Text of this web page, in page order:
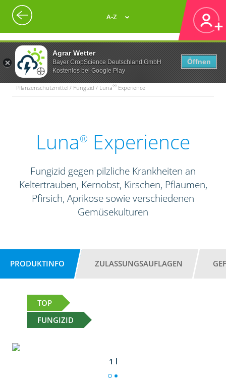
Agrar Wetter
Bayer CropScience Deutschland GmbH
Kostenlos bei Google Play
Öffnen
A-Z
Pflanzenschutzmittel / Fungizid / Luna® Experience
Luna® Experience
Fungizid gegen pilzliche Krankheiten an
Keltertrauben, Kernobst, Kirschen, Pflaumen,
Pfirsich, Aprikose sowie verschiedenen
Gemüsekulturen
PRODUKTINFO ZULASSUNGSAUFLAGEN
TOP
FUNGIZID
1 l